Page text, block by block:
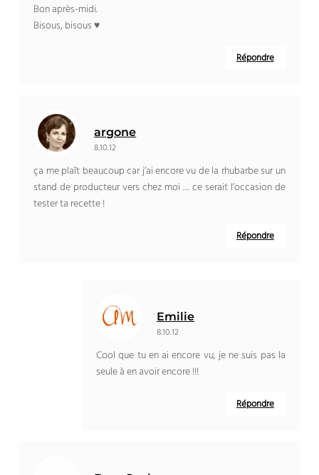
Bon après-midi.
Bisous, bisous ♥
Répondre
argone
8.10.12
ça me plaît beaucoup car j’ai encore vu de la rhubarbe sur un
stand de producteur vers chez moi … ce serait l’occasion de
tester ta recette !
Répondre
Emilie
8.10.12
Cool que tu en ai encore vu, je ne suis pas la
seule à en avoir encore !!!
Répondre